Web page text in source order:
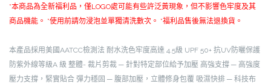
價
格：
價
格：
*本商品為全新福利品，僅LOGO處可能有些許泛黃現象，但不影響色牢度及其
商品機能。 *使用前請勿浸泡並單獨清洗數次。 *福利品售後無法退換貨。
本產品採用美國AATCC檢測法 耐水洗色牢度高達 4.5級 UPF 50+ 抗UV防曬保護
防紫外線等級A 級 整體- 裁片剪裁 ─ 針對特定部位給予加壓 高強支撐 ─ 高強度
壓力支撐，緊實貼合 彈力穩固 ─ 腹部加壓，立體修身包覆 吸濕快排 ─ 科技布